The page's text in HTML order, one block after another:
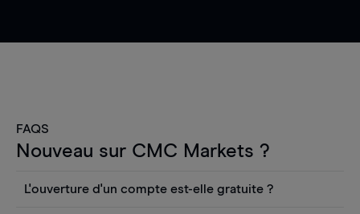
FAQS
Nouveau sur CMC Markets ?
L'ouverture d'un compte est-elle gratuite ?